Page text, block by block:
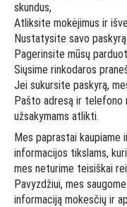
skundus,
Atliksite mokėjimus ir
Nustatysite savo
Pagerinsite mūsų
Siųsime rinkodaros
Jei sukursite paskyrą,
Pašto adresą ir telefono
užsakymams atlikti.
Mes paprastai kaupiame
informacijos tikslams,
mes neturime teisiškai
Pavyzdžiui, mes
informaciją mokesčių ir